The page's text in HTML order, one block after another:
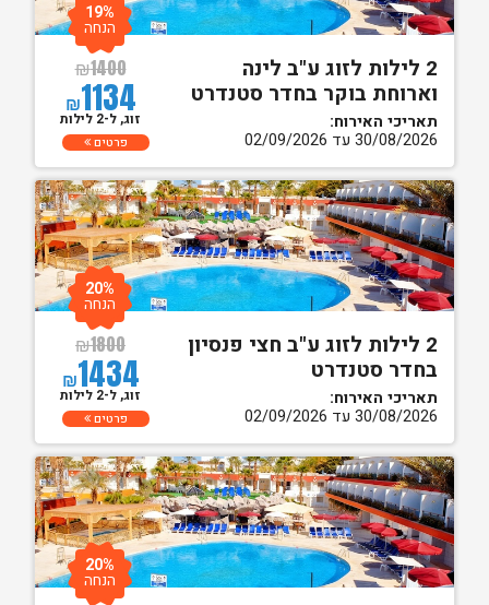
2 לילות לזוג ע"ב לינה
וארוחת בוקר בחדר סטנדרט
תאריכי האירוח:
30/08/2026 עד 02/09/2026
₪1400
₪1134
19%
הנחה
זוג, ל-2 לילות
פרטים
2 לילות לזוג ע"ב חצי פנסיון
בחדר סטנדרט
תאריכי האירוח:
30/08/2026 עד 02/09/2026
₪1800
₪1434
20%
הנחה
זוג, ל-2 לילות
פרטים
20%
הנחה